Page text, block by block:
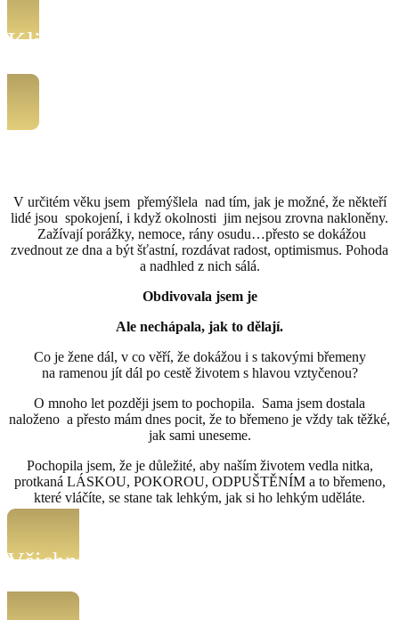
Klikni a už ti nikdy neuniknou
nové produkty a nové články
V určitém věku jsem přemýšlela nad tím, jak je možné, že někteří
lidé jsou spokojení, i když okolnosti jim nejsou zrovna nakloněny.
Zažívají porážky, nemoce, rány osudu…přesto se dokážou
zvednout ze dna a být šťastní, rozdávat radost, optimismus. Pohoda
a nadhled z nich sálá.
Obdivovala jsem je
Ale nechápala, jak to dělají.
Co je žene dál, v co věří, že dokážou i s takovými břemeny
na ramenou jít dál po cestě životem s hlavou vztyčenou?
O mnoho let později jsem to pochopila. Sama jsem dostala
naloženo a přesto mám dnes pocit, že to břemeno je vždy tak těžké,
jak sami uneseme.
Pochopila jsem, že je důležité, aby naším životem vedla nitka,
protkaná LÁSKOU, POKOROU, ODPUŠTĚNÍM a to břemeno,
které vláčíte, se stane tak lehkým, jak si ho lehkým uděláte.
Všichni jsme schopni si pomoci sami.
Chcete vědět, jak na to?